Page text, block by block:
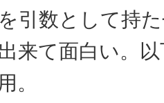
引数として持
来て面白い。
。